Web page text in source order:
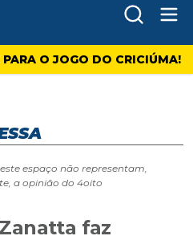
O JOGO DO CRICIÚMA!
espaço não representam,
a opinião do 4oito
faz